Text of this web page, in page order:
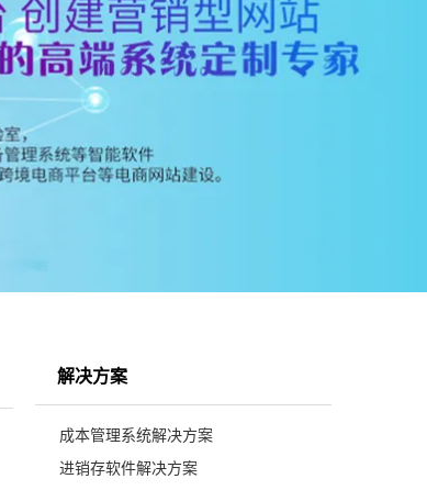
解决方案
成本管理系统解决方案
进销存软件解决方案